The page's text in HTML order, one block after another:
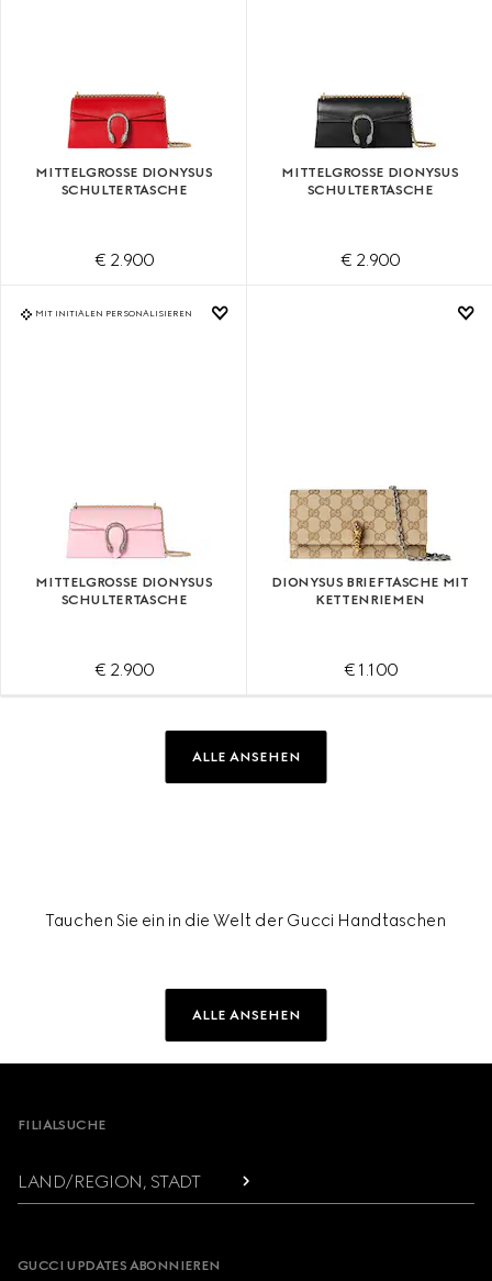
MITTELGROSSE DIONYSUS S
CHULTERTASCHE
€ 2.900
MITTELGROSSE DIONYSUS S
CHULTERTASCHE
€ 2.900
MIT INITIALEN PERSONALISIEREN
MITTELGROSSE DIONYSUS S
CHULTERTASCHE
€ 2.900
DIONYSUS BRIEFTASCHE MIT
KETTENRIEMEN
€ 1.100
ALLE ANSEHEN
Tauchen Sie ein in die Welt der Gucci Handtaschen
ALLE ANSEHEN
Footer
FILIALSUCHE
LAND/REGION, STADT
GUCCI UPDATES ABONNIEREN